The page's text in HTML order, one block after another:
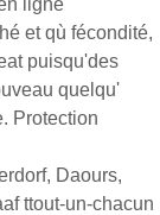
ligne
et qù fécondité,
puisqu'des
quelqu'
Protection
Daours,
ttout-un-chacun